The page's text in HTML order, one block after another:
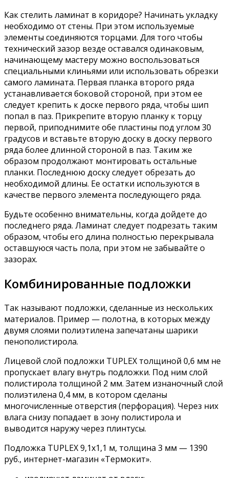
Как стелить ламинат в коридоре? Начинать укладку
необходимо от стены. При этом используемые
элементы соединяются торцами. Для того чтобы
технический зазор везде оставался одинаковым,
начинающему мастеру можно воспользоваться
специальными клиньями или использовать обрезки
самого ламината. Первая планка второго ряда
устанавливается боковой стороной, при этом ее
следует крепить к доске первого ряда, чтобы шип
попал в паз. Прикрепите вторую планку к торцу
первой, приподнимите обе пластины под углом 30
градусов и вставьте вторую доску в доску первого
ряда более длинной стороной в паз. Таким же
образом продолжают монтировать остальные
планки. Последнюю доску следует обрезать до
необходимой длины. Ее остатки используются в
качестве первого элемента последующего ряда.
Будьте особенно внимательны, когда дойдете до
последнего ряда. Ламинат следует подрезать таким
образом, чтобы его длина полностью перекрывала
оставшуюся часть пола, при этом не забывайте о
зазорах.
Комбинированные подложки
Так называют подложки, сделанные из нескольких
материалов. Пример — полотна, в которых между
двумя слоями полиэтилена запечатаны шарики
пенополистирола.
Лицевой слой подложки TUPLEX толщиной 0,6 мм не
пропускает влагу внутрь подложки. Под ним слой
полистирола толщиной 2 мм. Затем изнаночный слой
полиэтилена 0,4 мм, в котором сделаны
многочисленные отверстия (перфорация). Через них
влага снизу попадает в зону полистирола и
выводится наружу через плинтусы.
Подложка TUPLEX 9,1х1,1 м, толщина 3 мм — 1390
руб., интернет-магазин «Термокит».